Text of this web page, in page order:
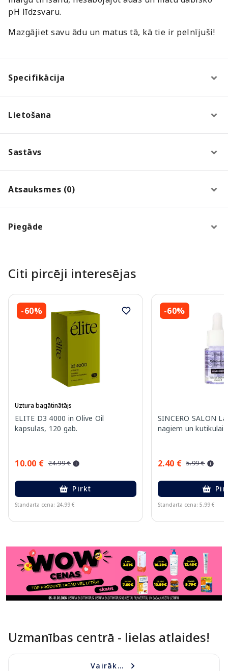
pH līdzsvaru.
Mazgājiet savu ādu un matus tā, kā tie ir pelnījuši!
Specifikācija
Lietošana
Sastāvs
Atsauksmes (0)
Piegāde
Citi pircēji interesējas
-60%
Uztura bagātinātājs
ELITE D3 4000 in Olive Oil
kapsulas, 120 gab.
10.00 € 24.99 €
Pirkt
Standarta cena: 24.99 €
-60%
SINCERO SALON
nagiem un kutikulai,
2.40 € 5.99 €
Standarta cena: 5.99 €
Uzmanības centrā - lielas atlaides!
Vairāk...